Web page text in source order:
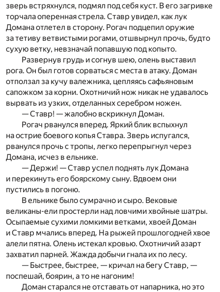
зверь встряхнулся, подмял под себя куст. В его загривке
торчала оперенная стрела. Ставр увидел, как лук
Домана отлетел в сторону. Рогач подцепил оружие
за тетиву ветвистыми рогами, отшвырнул прочь, будто
сухую ветку, невзначай попавшую под копыто.
Развернув грудь и согнув шею, олень выставил
рога. Он был готов сорваться с места в атаку. Доман
отползал за кучу валежника, цепляясь сафьяновым
сапожком за корни. Охотничий нож никак не удавалось
вырвать из узких, отделанных серебром ножен.
— Ставр! — жалобно вскрикнул Доман.
Рогач рванулся вперед. Яркий блик вспыхнул
на острие боевого копья Ставра. Зверь испугался,
рванулся прочь с тропы, легко перепрыгнул через
Домана, исчез в ельнике.
— Держи! — Ставр успел поднять лук Домана
и перекинуть его боярскому сыну. Вдвоем они
пустились в погоню.
В ельнике было сумрачно и сыро. Вековые
великаны-ели простерли над ловчими хвойные шатры.
Осыпаемые сухими ломкими ветками, хвоей Доман
и Ставр мчались вперед. На рыжей прошлогодней хвое
алели пятна. Олень истекал кровью. Охотничий азарт
захватил парней. Жажда добычи гнала их по лесу.
— Быстрее, быстрее, — кричал на бегу Ставр, —
поспешай, боярин, а то не нагоним!
Доман старался не отставать от напарника, но это